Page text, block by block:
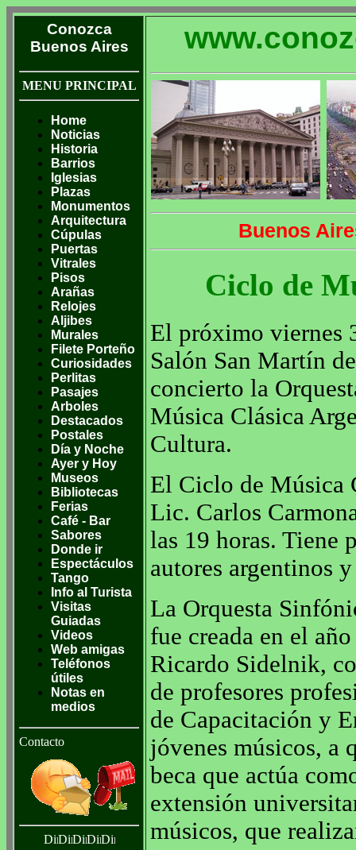
Conozca
Buenos Aires
MENU PRINCIPAL
Home
Noticias
Historia
Barrios
Iglesias
Plazas
Monumentos
Arquitectura
Cúpulas
Puertas
Vitrales
Pisos
Arañas
Relojes
Aljibes
Murales
Filete Porteño
Curiosidades
Perlitas
Pasajes
Arboles
Destacados
Postales
Día y Noche
Ayer y Hoy
Museos
Bibliotecas
Ferias
Café - Bar
Sabores
Donde ir
Espectáculos
Tango
Info al Turista
Visitas
Guiadas
Videos
Web amigas
Teléfonos
útiles
Notas en
medios
Contacto
Buenos
Ciclo de
El próximo viernes
Salón San Martín
concierto la
Música Clásica
Cultura.
El Ciclo de Música
Lic. Carlos
las 19 horas. Tiene
autores argentinos
La Orquesta
fue creada en el
Ricardo Sidelnik,
de profesores
de Capacitación y
jóvenes músicos, a
beca que actúa
extensión
músicos, que